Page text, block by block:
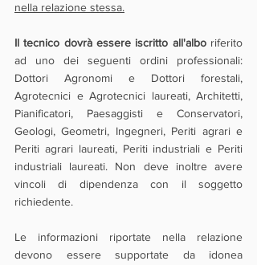
nella relazione stessa.
Il tecnico dovrà essere iscritto all'albo riferito
ad uno dei seguenti ordini professionali:
Dottori Agronomi e Dottori forestali,
Agrotecnici e Agrotecnici laureati, Architetti,
Pianificatori, Paesaggisti e Conservatori,
Geologi, Geometri, Ingegneri, Periti agrari e
Periti agrari laureati, Periti industriali e Periti
industriali laureati. Non deve inoltre avere
vincoli di dipendenza con il soggetto
richiedente.
Le informazioni riportate nella relazione
devono essere supportate da idonea